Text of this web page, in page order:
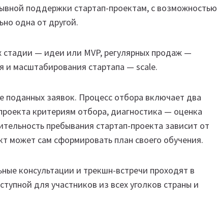
поддержки стартап-проектам, с возможностью
одна от другой.
— идеи или MVP, регулярных продаж —
масштабирования стартапа — scale.
поданных заявок. Процесс отбора включает два
критериям отбора, диагностика — оценка
пребывания стартап-проекта зависит от
может сам сформировать план своего обучения.
консультации и трекшн-встречи проходят в
для участников из всех уголков страны и